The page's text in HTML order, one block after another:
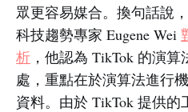
眾更容易媒合。換句話說
科技趨勢專家 Eugene Wei
析 ，他認為 TikTok 的演
處，重點在於演算法進行
資料。由於 TikTok 提供